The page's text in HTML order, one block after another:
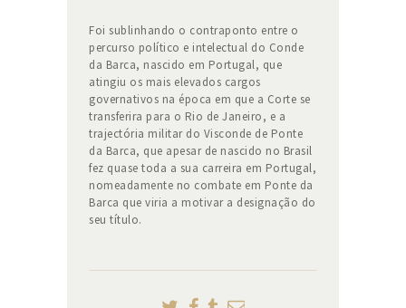
Foi sublinhando o contraponto entre o
percurso político e intelectual do Conde
da Barca, nascido em Portugal, que
atingiu os mais elevados cargos
governativos na época em que a Corte se
transferira para o Rio de Janeiro, e a
trajectória militar do Visconde de Ponte
da Barca, que apesar de nascido no Brasil
fez quase toda a sua carreira em Portugal,
nomeadamente no combate em Ponte da
Barca que viria a motivar a designação do
seu título.